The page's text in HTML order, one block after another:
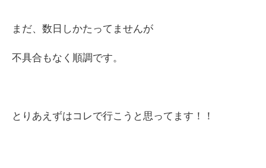
まだ、数日しかたってませんが
不具合もなく順調です。
とりあえずはコレで行こうと思ってます！！